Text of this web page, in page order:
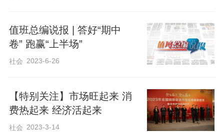
值班总编说报 | 答好“期中
卷” 跑赢“上半场”
社会 2023-6-26
【特别关注】市场旺起来 消
费热起来 经济活起来
社会 2023-3-14